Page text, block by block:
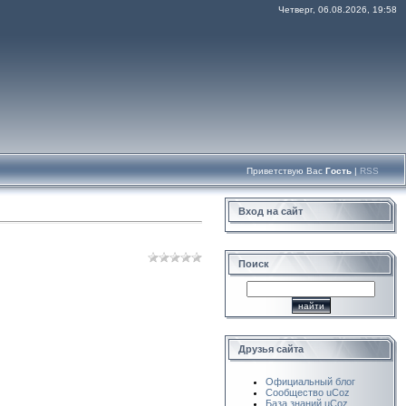
Четверг, 06.08.2026, 19:58
Приветствую Вас Гость | RSS
Вход на сайт
Поиск
Друзья сайта
Официальный блог
Сообщество uCoz
База знаний uCoz